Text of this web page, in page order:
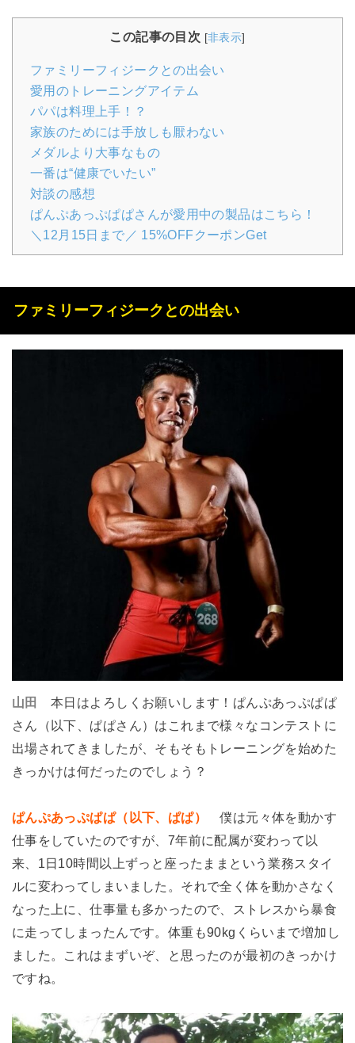
この記事の目次 [非表示]
ファミリーフィジークとの出会い
愛用のトレーニングアイテム
パパは料理上手！？
家族のためには手放しも厭わない
メダルより大事なもの
一番は“健康でいたい”
対談の感想
ぱんぷあっぷぱぱさんが愛用中の製品はこちら！
＼12月15日まで／ 15%OFFクーポンGet
ファミリーフィジークとの出会い
山田本日はよろしくお願いします！ぱんぷあっぷぱぱ
さん（以下、ぱぱさん）はこれまで様々なコンテストに
出場されてきましたが、そもそもトレーニングを始めた
きっかけは何だったのでしょう？
ぱんぷあっぷぱぱ（以下、ぱぱ）僕は元々体を動かす
仕事をしていたのですが、7年前に配属が変わって以
来、1日10時間以上ずっと座ったままという業務スタイ
ルに変わってしまいました。それで全く体を動かさなく
なった上に、仕事量も多かったので、ストレスから暴食
に走ってしまったんです。体重も90kgくらいまで増加し
ました。これはまずいぞ、と思ったのが最初のきっかけ
ですね。